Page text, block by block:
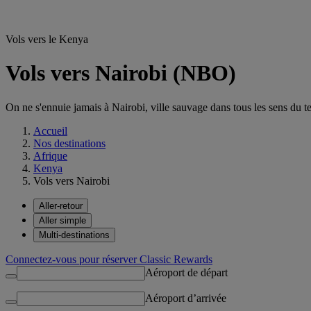
Vols vers le Kenya
Vols vers Nairobi (NBO)
On ne s'ennuie jamais à Nairobi, ville sauvage dans tous les sens du
Accueil
Nos destinations
Afrique
Kenya
Vols vers Nairobi
Aller-retour
Aller simple
Multi-destinations
Connectez-vous pour réserver Classic Rewards
Aéroport de départ
Aéroport d’arrivée